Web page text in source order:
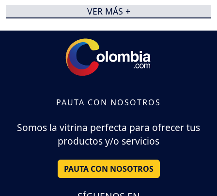
VER MÁS +
PAUTA CON NOSOTROS
Somos la vitrina perfecta para ofrecer tus
productos y/o servicios
PAUTA CON NOSOTROS